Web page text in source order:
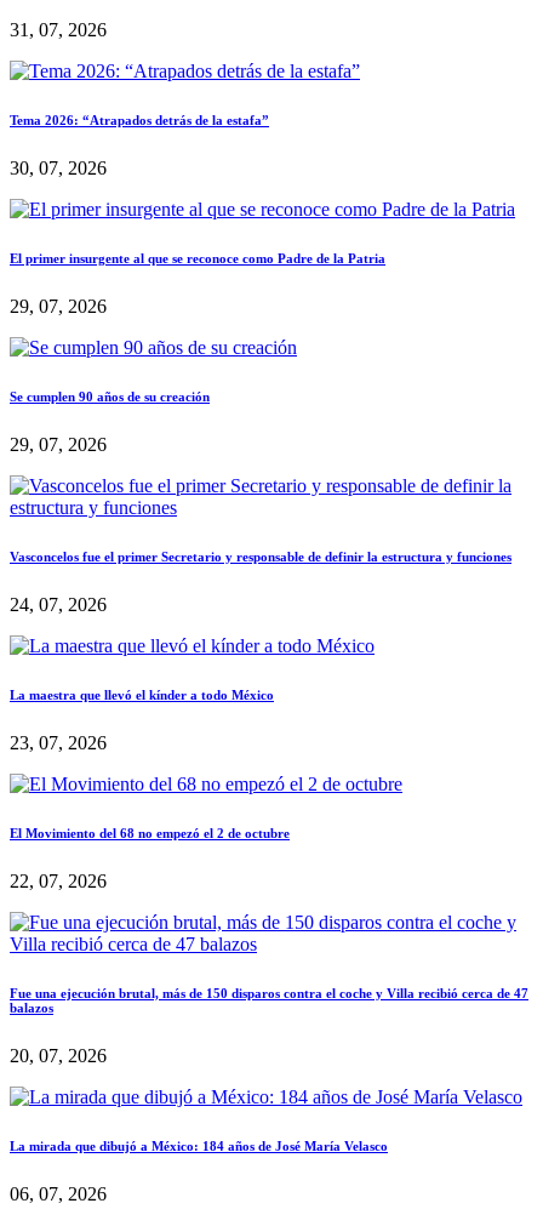
31, 07, 2026
Tema 2026: “Atrapados detrás de la estafa”
30, 07, 2026
El primer insurgente al que se reconoce como Padre de la Patria
29, 07, 2026
Se cumplen 90 años de su creación
29, 07, 2026
Vasconcelos fue el primer Secretario y responsable de definir la estructura y funciones
24, 07, 2026
La maestra que llevó el kínder a todo México
23, 07, 2026
El Movimiento del 68 no empezó el 2 de octubre
22, 07, 2026
Fue una ejecución brutal, más de 150 disparos contra el coche y Villa recibió cerca de 47
balazos
20, 07, 2026
La mirada que dibujó a México: 184 años de José María Velasco
06, 07, 2026